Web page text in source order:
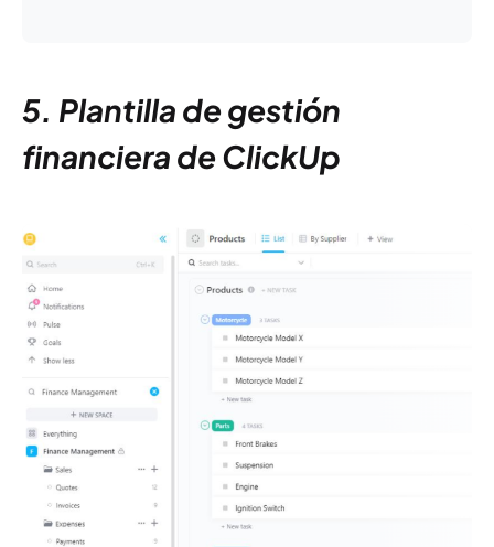
5. Plantilla de gestión
financiera de ClickUp